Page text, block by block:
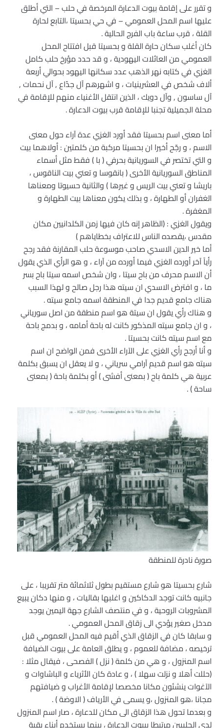
و تقرر على إقامة بيوت الدعارة المرخصة في حلب – التي أطلق
عليها اسم المحل العمومي – في حي بحسيتا ،التابع لحارة
القلة ، قرب ساعة باب الفرج الحالية .
كان أغلب سكان حارة القلة و بحسيتا قبل افتتاح المحل
العمومي من العائلات اليهودية ، و قد حدد مؤرخ حلب كامل
الغزي في كتابه نهر الذهب عدد سكانها اليهود بحوالي أربعة
ألاف شخص في العشرينيات ، و اشهرهم آل جدّاع , آل نحمات ,
آل ساسون , وآل دويك ، الذين انتقل الأغنياء منهم للإقامة في
محلة الجميلية تجنبا للإقامة قرب بيوت الدعارة .
أما معنى اسم بحسيتا فقد أورد الغزي عدة آراء حول معنى
الاسم ، و رجّح أخيرا ان بحسيتا مركبة من كلمتين : أولاهما بيت
و التي تختصر في السوريانية بحرفي ( با ) فقط مثل أسماء
المناطق السوريانية الأخرى ( بانقوسا و تعني بيت الناقوس ،
باريشا و تعني بيت الريس و غيرها ) والثانية حسيوتا ومعناها
الغفران أو الطهارة ، و بذلك يكون معناها بيت الطهارة و
المغفرة .
ويقول الغزي : (الظاهر إنه كان فيها زمن الكلدانيين مكان
مقدس ،يقصده الناس للاعتراف بخطاياهم )
أما خير الدين الاسدي صاحب موسوعة حلب المقارنة فقد رجح
رأياً آخر أورده الغزي فيما أورده من آراء ، و هو الرأي الذي يقول
أن الاسم محرف من باح سيتا ، وان شخص اسمه سيتا باح بسر
ما ، و افترض الاسدي ان سيته هذا رجل صالح و لهذا السبب
هناك جامع قديم جدا في المنطقة اسمه جامع سيته .
و هناك رأي يقول ان سيتة هو اسم منطقة من اصل سورياني
، و ان جامع سيته المذكور كانت له باحة أمامه ، و بدمج باحة
مع اسم سيته كانت بحسيتا .
و أنا أرجح رأي الغزي على الآراء الأخرى فمن الواضح ان اسم
سيته هو اسم قديم آرامي سرياني ، و لا يعقل ان يسبق بكلمة
عربية هي كلمة باح ( بمعنى أفشى ) أو بكلمة باحة ( بمعنى
ساحة ) .
صورة نادرة للمنطقة
شارع بحسيتا هو شارع مستقيم بطول ثلاثمائة متر تقريبا ، على
جانبيه كانت توجد الدكاكين و اغلبها بقاليات ، و منها دكان يبيع
المشروبات الروحية ، و في منتصف الشارع جهة اليمين يوجد
مدخل صغير يؤدي الى زقاق المحل العمومي .
و سابقا كان في الزقاق الذي أقيم فيه المحل العمومي قبل
ترخيصه ، مضافة للعموم ، و يطلق العامة على بيوت الضيافة
اسم المنزول ، و هي من كلمة ( نزل ) الفصحى ، فيقال مثلا :
(حللت أهلا و نزلت سهلا ) ، و عادة كان الأثرياء و الباشاوات و
الآغوات ينشئون مكانا مخصصا لإقامة الأغراب و ضيافتهم
مجانا ،هو المنزول ،و يسمى في الأرياف ( الاوضة ) .
و بعدما تحول هذا الزقاق الى مكان للدعارة ، صار اسم المنزول
لدى الحلبيين مرتبطا ببيوت الدعارة ، بينما يستخدم أبناء بقية